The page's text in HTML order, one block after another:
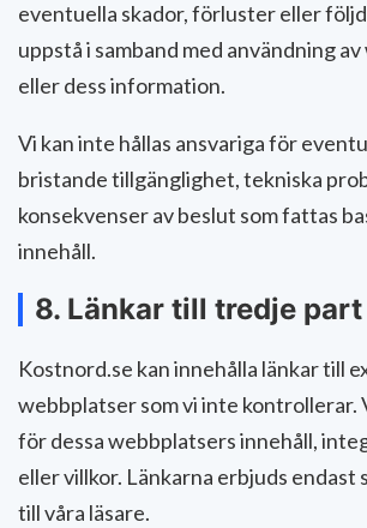
eventuella skador, förluster eller
uppstå i samband med användning
eller dess information.
Vi kan inte hållas ansvariga för
bristande tillgänglighet, tekniska
konsekvenser av beslut som fattas
innehåll.
8. Länkar till tredje part
Kostnord.se kan innehålla länkar till
webbplatser som vi inte kontrollerar.
för dessa webbplatsers innehåll,
eller villkor. Länkarna erbjuds endast
till våra läsare.